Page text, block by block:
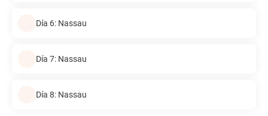
Día 6: Nassau
Día 7: Nassau
Día 8: Nassau